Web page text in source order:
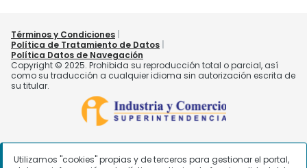
Utilizamos "cookies" propias y de terceros para gestionar el portal,